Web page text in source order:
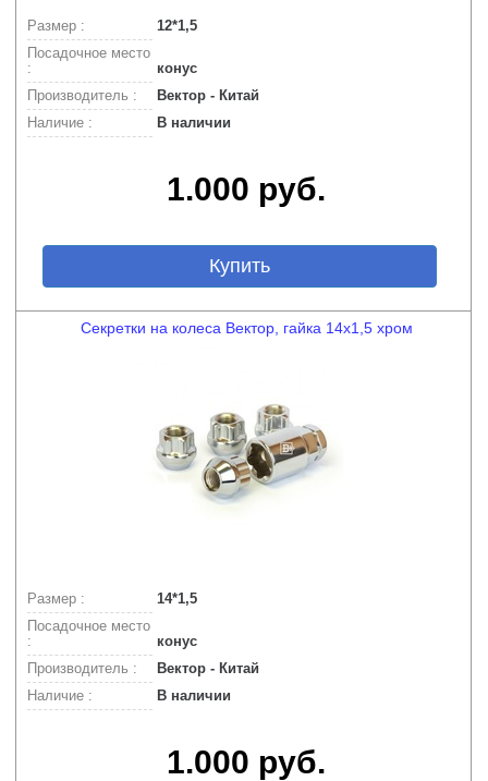
Размер :
12*1,5
Посадочное место
:
конус
Производитель :
Вектор - Китай
Наличие :
В наличии
1.000 руб.
Купить
Секретки на колеса Вектор, гайка 14х1,5 хром
Размер :
14*1,5
Посадочное место
:
конус
Производитель :
Вектор - Китай
Наличие :
В наличии
1.000 руб.